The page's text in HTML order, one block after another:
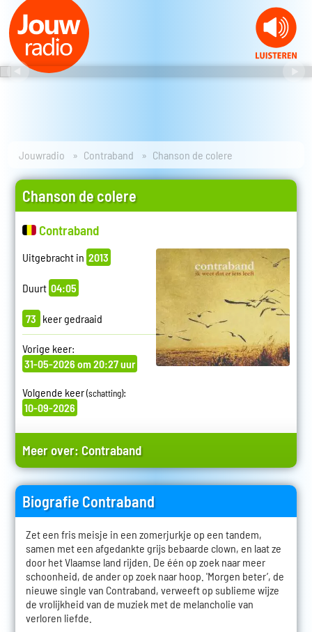
Jouwradio Contraband Chanson de colere
Chanson de colere
Contraband
Uitgebracht in 2013
Duurt 04:05
73 keer gedraaid
Vorige keer:
31-05-2026 om 20:27 uur
Volgende keer(schatting):
10-09-2026
Meer over: Contraband
Biografie Contraband
Zet een fris meisje in een zomerjurkje op een tandem,
samen met een afgedankte grijs bebaarde clown, en laat ze
door het Vlaamse land rijden. De één op zoek naar meer
schoonheid, de ander op zoek naar hoop. 'Morgen beter’, de
nieuwe single van Contraband, verweeft op sublieme wijze
de vrolijkheid van de muziek met de melancholie van
verloren liefde.